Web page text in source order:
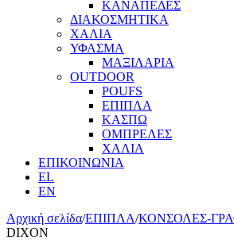
ΚΑΝΑΠΕΔΕΣ
ΔΙΑΚΟΣΜΗΤΙΚΑ
ΧΑΛΙΑ
ΥΦΑΣΜΑ
ΜΑΞΙΛΑΡΙΑ
OUTDOOR
POUFS
ΕΠΙΠΛΑ
ΚΑΣΠΩ
ΟΜΠΡΕΛΕΣ
ΧΑΛΙΑ
ΕΠΙΚΟΙΝΩΝΙΑ
EL
EN
Αρχική σελίδα/ΕΠΙΠΛΑ/ΚΟΝΣΟΛΕΣ-
DIXON